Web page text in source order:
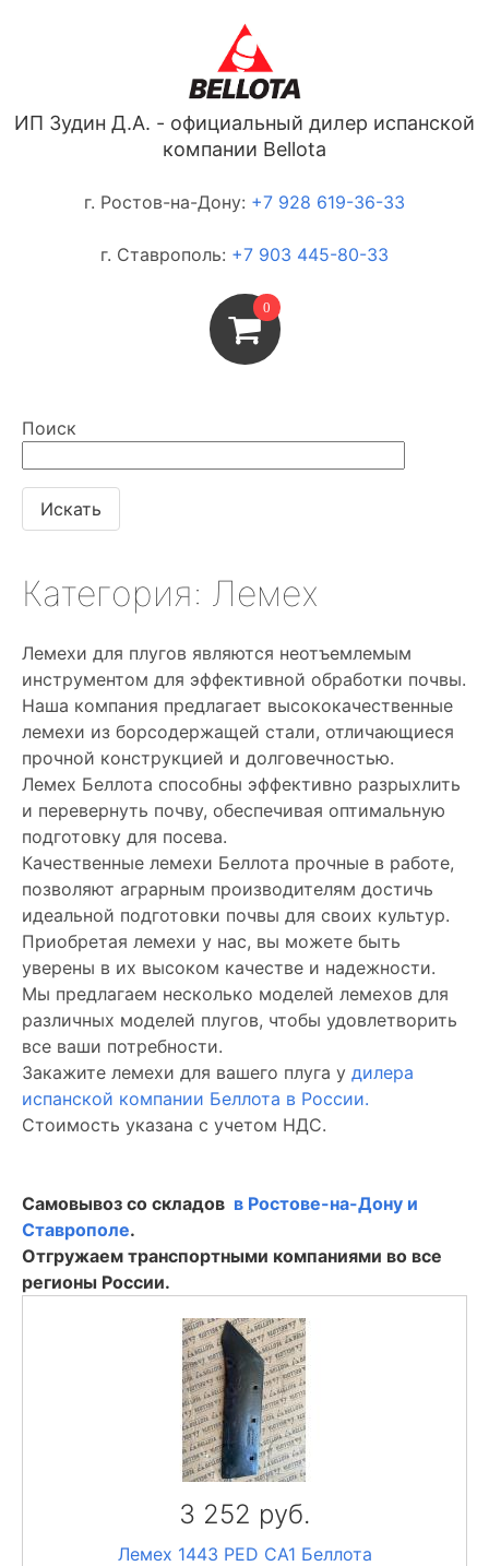
ИП Зудин Д.А. - официальный дилер испанской
компании Bellota
г. Ростов-на-Дону: +7 928 619-36-33
г. Ставрополь: +7 903 445-80-33
0
Поиск
Категория: Лемех
Лемехи для плугов являются неотъемлемым
инструментом для эффективной обработки почвы.
Наша компания предлагает высококачественные
лемехи из борсодержащей стали, отличающиеся
прочной конструкцией и долговечностью.
Лемех Беллота способны эффективно разрыхлить
и перевернуть почву, обеспечивая оптимальную
подготовку для посева.
Качественные лемехи Беллота прочные в работе,
позволяют аграрным производителям достичь
идеальной подготовки почвы для своих культур.
Приобретая лемехи у нас, вы можете быть
уверены в их высоком качестве и надежности.
Мы предлагаем несколько моделей лемехов для
различных моделей плугов, чтобы удовлетворить
все ваши потребности.
Закажите лемехи для вашего плуга у дилера
испанской компании Беллота в России.
Стоимость указана с учетом НДС.
Самовывоз со складов в Ростове-на-Дону и
Ставрополе.
Отгружаем транспортными компаниями во все
регионы России.
3 252 руб.
Лемех 1443 РЕD CA1 Беллота